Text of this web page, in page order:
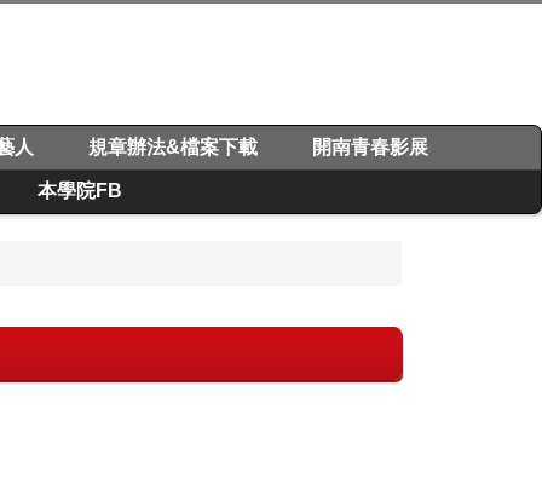
人 規章辦法&檔案下載 開南青春影展
本學院FB